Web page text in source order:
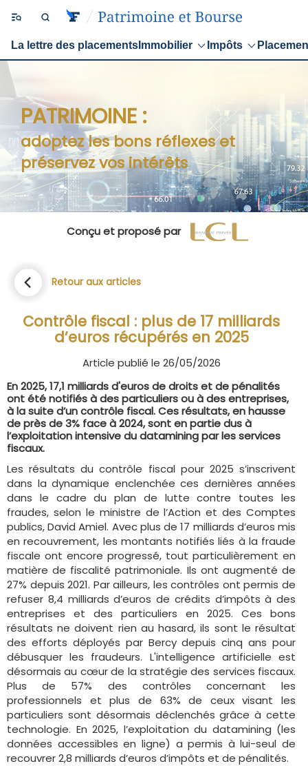
La lettre des placements Immobilier Impôts
PATRIMOINE :
adoptez les bons réflexes et
préservez vos intérêts
Conçu et proposé par
Retour aux articles
Contrôle fiscal : plus de 17 milliards
d’euros récupérés en 2025
Article publié le 26/05/2026
En 2025, 17,1 milliards d'euros de droits et de pénalités
ont été notifiés à des particuliers ou à des entreprises,
à la suite d’un contrôle fiscal. Ces résultats, en hausse
de près de 3% face à 2024, sont en partie dus à
l’exploitation intensive du datamining par les services
fiscaux.
Les résultats du contrôle fiscal pour 2025 s’inscrivent
dans la dynamique enclenchée ces dernières années
dans le cadre du plan de lutte contre toutes les
fraudes, selon le ministre de l’Action et des Comptes
publics, David Amiel. Avec plus de 17 milliards d’euros mis
en recouvrement, les montants notifiés liés à la fraude
fiscale ont encore progressé, tout particulièrement en
matière de fiscalité patrimoniale. Ils ont augmenté de
27% depuis 2021. Par ailleurs, les contrôles ont permis de
refuser 8,4 milliards d’euros de crédits d’impôts à des
entreprises et des particuliers en 2025. Ces bons
résultats ne doivent rien au hasard, ils sont le résultat
des efforts déployés par Bercy depuis cinq ans pour
débusquer les fraudeurs. L'intelligence artificielle est
désormais au cœur de la stratégie des services fiscaux.
Plus de 57% des contrôles concernant les
professionnels et plus de 63% de ceux visant les
particuliers sont désormais déclenchés grâce à cette
technologie. En 2025, l’exploitation du datamining (les
données accessibles en ligne) a permis à lui-seul de
recouvrer 2,8 milliards d’euros d’impôts et de pénalités.